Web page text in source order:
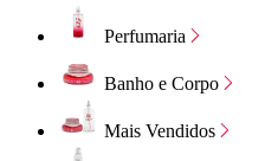
Perfumaria
Banho e Corpo
Mais Vendidos